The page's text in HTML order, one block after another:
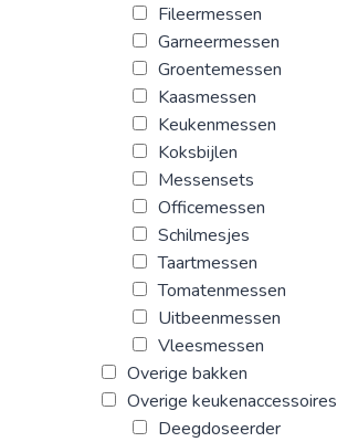
Fileermessen
Garneermessen
Groentemessen
Kaasmessen
Keukenmessen
Koksbijlen
Messensets
Officemessen
Schilmesjes
Taartmessen
Tomatenmessen
Uitbeenmessen
Vleesmessen
Overige bakken
Overige keukenaccessoires
Deegdoseerder